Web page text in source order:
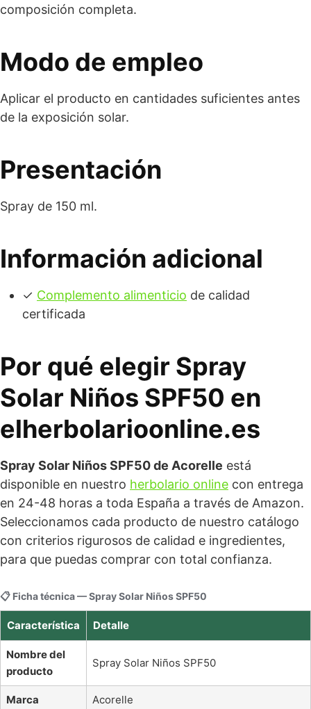
composición completa.
Modo de empleo
Aplicar el producto en cantidades suficientes antes
de la exposición solar.
Presentación
Spray de 150 ml.
Información adicional
✓ Complemento alimenticio de calidad
certificada
Por qué elegir Spray
Solar Niños SPF50 en
elherbolarioonline.es
Spray Solar Niños SPF50 de Acorelle está
disponible en nuestro herbolario online con entrega
en 24-48 horas a toda España a través de Amazon.
Seleccionamos cada producto de nuestro catálogo
con criterios rigurosos de calidad e ingredientes,
para que puedas comprar con total confianza.
📋 Ficha técnica — Spray Solar Niños SPF50
Característica Detalle
Nombre del
producto
Spray Solar Niños SPF50
Marca Acorelle